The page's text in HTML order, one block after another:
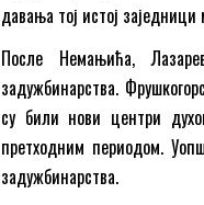
давања тој истој
После Немањића,
задужбинарства.
су били нови центри
претходним периодом.
задужбинарства.